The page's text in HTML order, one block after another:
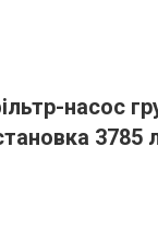
насос
3785